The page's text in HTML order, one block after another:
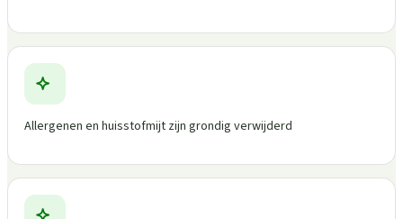
Allergenen en huisstofmijt zijn grondig verwijderd